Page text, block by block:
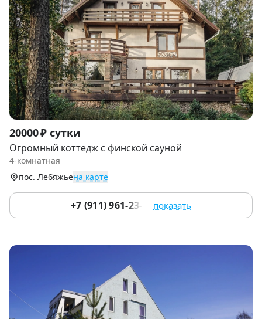
Item
1
of
9
20000 ₽ сутки
Огромный коттедж с финской сауной
4-комнатная
пос. Лебяжьена карте
+7 (911) 961-23-75 показать